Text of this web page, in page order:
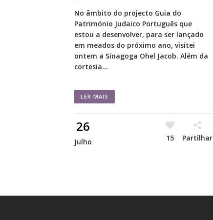
No âmbito do projecto Guia do
Património Judaico Português que
estou a desenvolver, para ser lançado
em meados do próximo ano, visitei
ontem a Sinagoga Ohel Jacob. Além da
cortesia...
LER MAIS
26
Julho 15 Partilhar